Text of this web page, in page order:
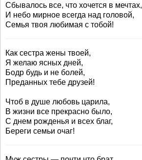
Сбывалось все, что хочется в мечтах,
И небо мирное всегда над головой,
Семья твоя любимая с тобой!
Как сестра жены твоей,
Я желаю ясных дней,
Бодр будь и не болей,
Преданных тебе друзей!
Чтоб в душе любовь царила,
В жизни все прекрасно было,
С днем рожденья и всех благ,
Береги семьи очаг!